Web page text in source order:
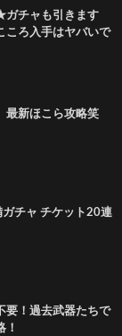
ガチャも引きます
ろ入手はヤバいで
最新ほこら攻略笑
ガチャ チケット20連
要！過去武器たちで
！